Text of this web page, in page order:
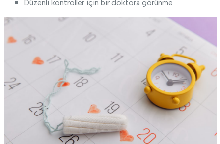
Düzenli kontroller için bir doktora görünme